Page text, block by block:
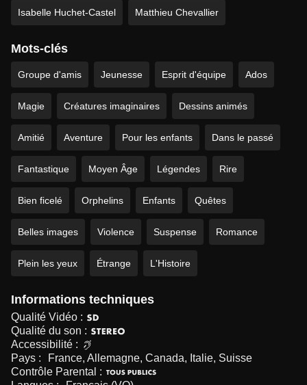
Isabelle Huchet-Castel
Matthieu Chevallier
Mots-clés
Groupe d'amis Jeunesse Esprit d'équipe Ados
Magie Créatures imaginaires Dessins animés
Amitié Aventure Pour les enfants Dans le passé
Fantastique Moyen Âge Légendes Rire
Bien ficelé Orphelins Enfants Quêtes
Belles images Violence Suspense Romance
Plein les yeux Étrange L'Histoire
Informations techniques
Qualité Vidéo :
Qualité du son :
Accessibilité :
Pays :
France, Allemagne, Canada, Italie, Suisse
Contrôle Parental :